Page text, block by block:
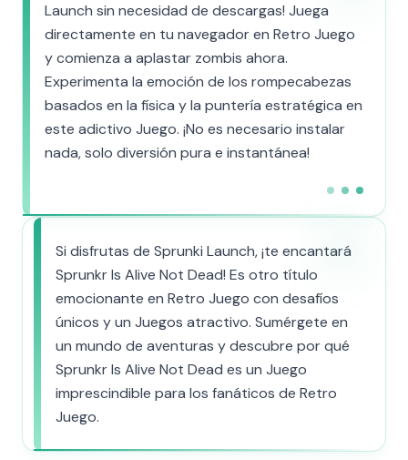
Launch sin necesidad de descargas! Juega
directamente en tu navegador en Retro Juego
y comienza a aplastar zombis ahora.
Experimenta la emoción de los rompecabezas
basados en la física y la puntería estratégica en
este adictivo Juego. ¡No es necesario instalar
nada, solo diversión pura e instantánea!
Si disfrutas de Sprunki Launch, ¡te encantará
Sprunkr Is Alive Not Dead! Es otro título
emocionante en Retro Juego con desafíos
únicos y un Juegos atractivo. Sumérgete en
un mundo de aventuras y descubre por qué
Sprunkr Is Alive Not Dead es un Juego
imprescindible para los fanáticos de Retro
Juego.